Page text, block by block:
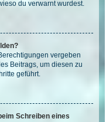
du verwarnt wurdest.
vergeben
Beitrags, um diesen zu
geführt.
Schreiben eines